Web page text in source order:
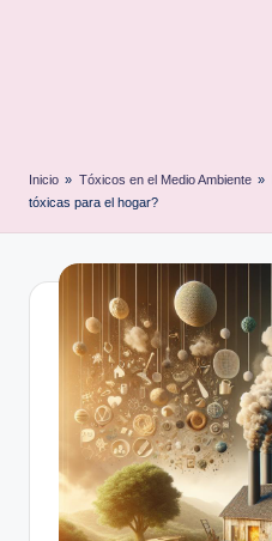
Inicio » Tóxicos en el Medio Ambiente »
tóxicas para el hogar?